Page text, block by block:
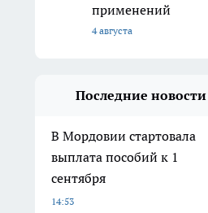
применений
4 августа
Последние новости
В Мордовии стартовала
выплата пособий к 1
сентября
14:53